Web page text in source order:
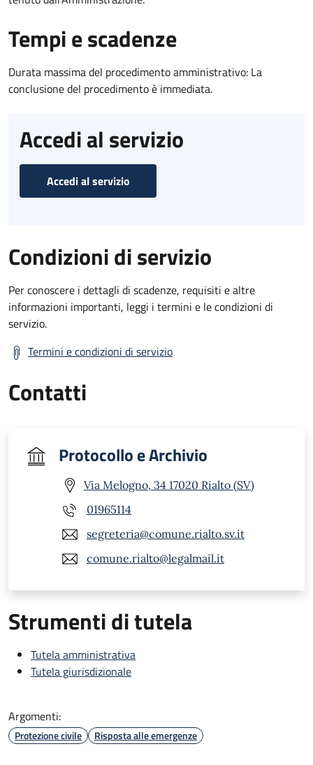
Tempi e scadenze
Durata massima del procedimento amministrativo: La
conclusione del procedimento è immediata.
Accedi al servizio
Accedi al servizio
Condizioni di servizio
Per conoscere i dettagli di scadenze, requisiti e altre
informazioni importanti, leggi i termini e le condizioni di
servizio.
Termini e condizioni di servizio
Contatti
Protocollo e Archivio
Via Melogno, 34 17020 Rialto (SV)
01965114
segreteria@comune.rialto.sv.it
comune.rialto@legalmail.it
Strumenti di tutela
Tutela amministrativa
Tutela giurisdizionale
Argomenti:
Protezione civile Risposta alle emergenze